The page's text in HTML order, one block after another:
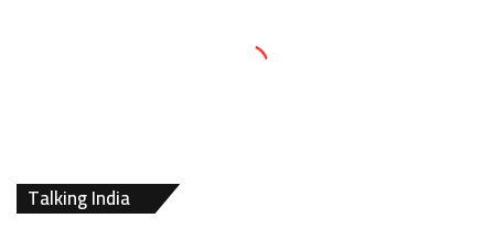
Talking India